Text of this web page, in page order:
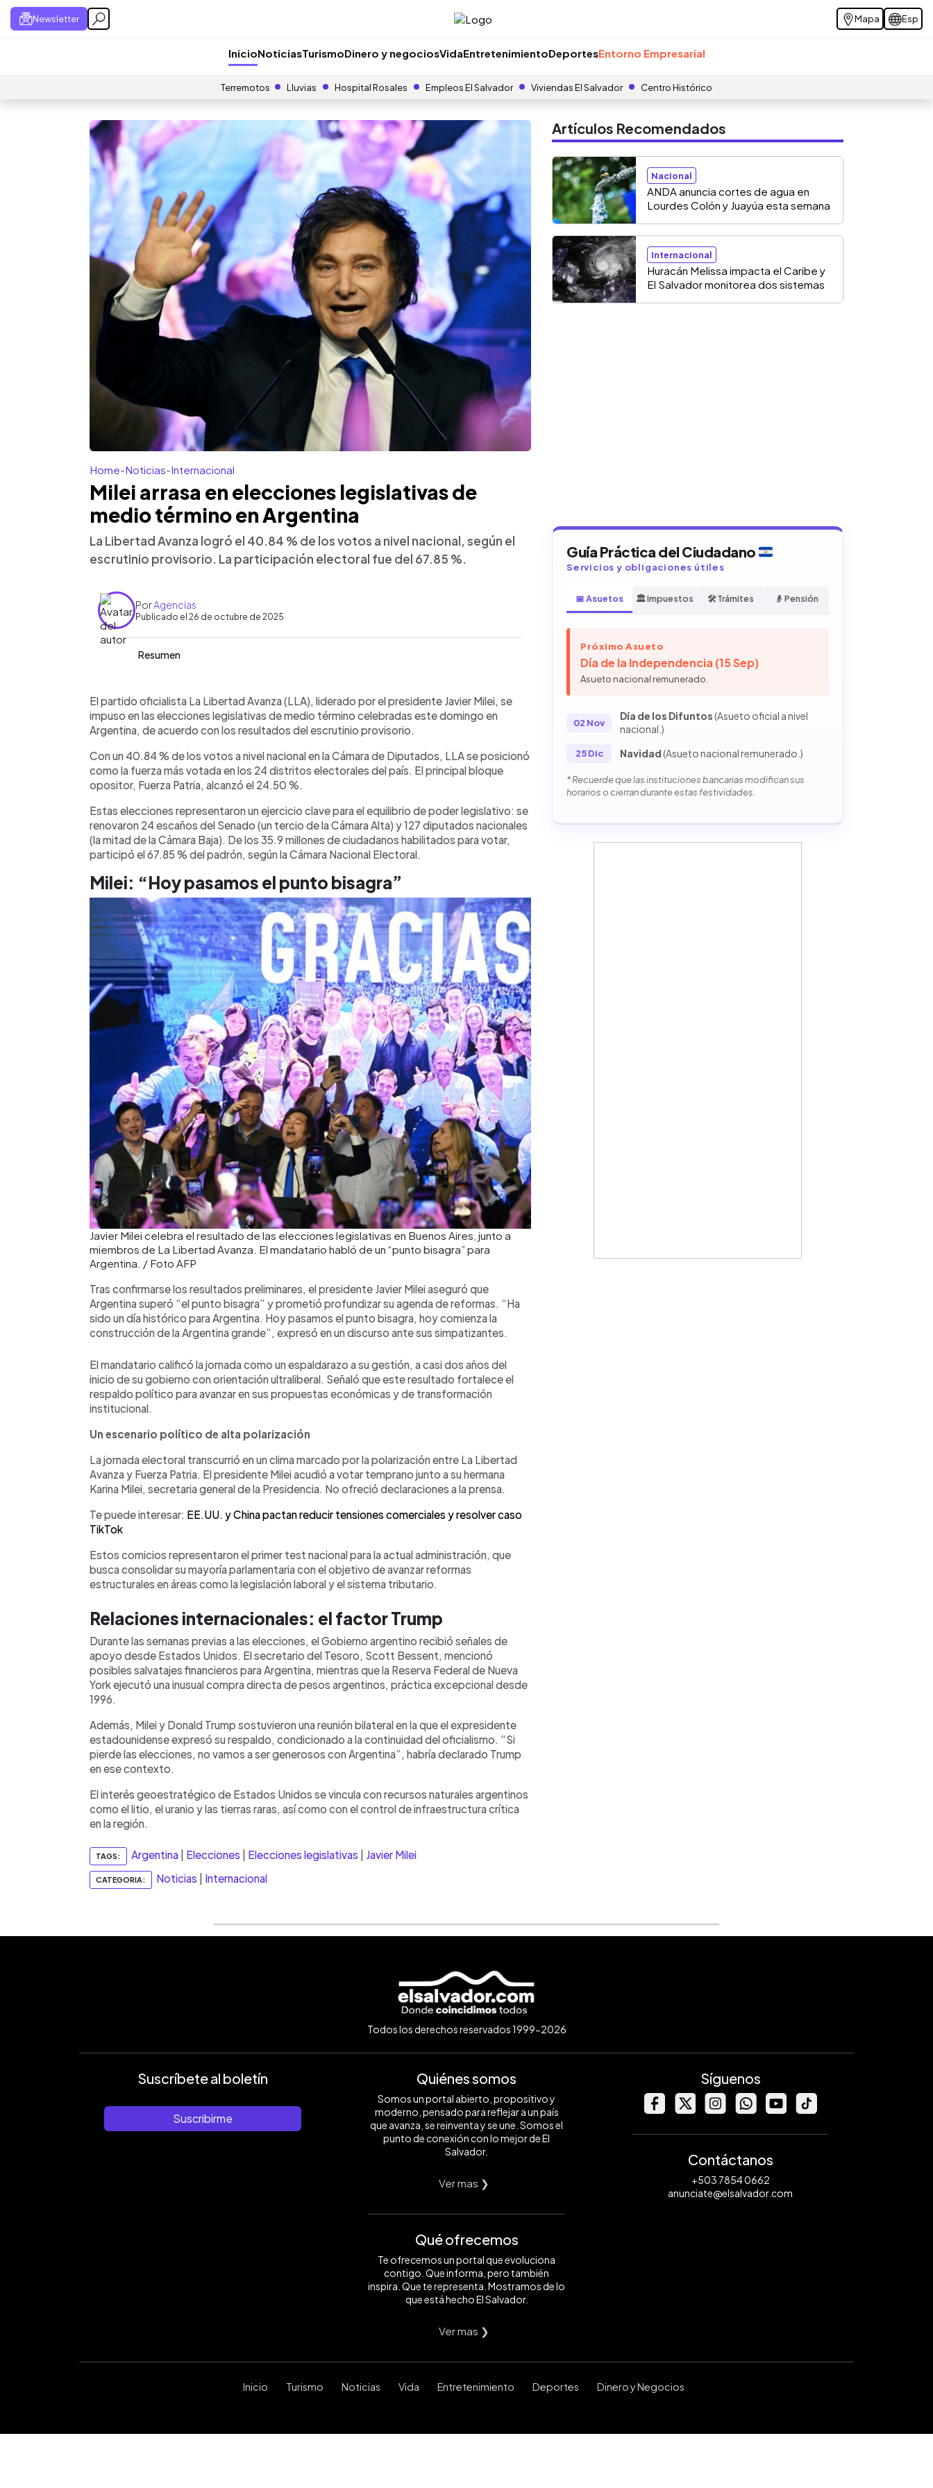
Newsletter Mapa Esp
InicioNoticiasTurismoDinero y negociosVidaEntretenimientoDeportesEntorno Empresarial
Terremotos Lluvias Hospital Rosales Empleos El Salvador Viviendas El Salvador Centro Histórico
Home-Noticias-Internacional
Milei arrasa en elecciones legislativas de
medio término en Argentina
La Libertad Avanza logró el 40.84 % de los votos a nivel nacional, según el
escrutinio provisorio. La participación electoral fue del 67.85 %.
PorAgencias
Publicado el 26 de octubre de 2025
Resumen
Escuchar artículo
El partido La Libertad Avanza, liderado por el presidente Javier Milei, ganó
con el 40.84 % de los votos en las elecciones legislativas de medio término
en Argentina, según el escrutinio provisorio. Fuerza Patria, principal bloque
resultados, Milei afirmó que el país superó “el punto bisagra” y anunció que
continuará con su agenda de reformas. La jornada electoral transcurrió en
un clima de fuerte polarización. En las semanas previas, el Gobierno
directo del expresidente Donald Trump
El partido oficialista La Libertad Avanza (LLA), liderado por el presidente Javier Milei, se
impuso en las elecciones legislativas de medio término celebradas este domingo en
Argentina, de acuerdo con los resultados del escrutinio provisorio.
Con un 40.84 % de los votos a nivel nacional en la Cámara de Diputados, LLA se posicionó
como la fuerza más votada en los 24 distritos electorales del país. El principal bloque
opositor, Fuerza Patria, alcanzó el 24.50 %.
Estas elecciones representaron un ejercicio clave para el equilibrio de poder legislativo: se
renovaron 24 escaños del Senado (un tercio de la Cámara Alta) y 127 diputados nacionales
(la mitad de la Cámara Baja). De los 35.9 millones de ciudadanos habilitados para votar,
participó el 67.85 % del padrón, según la Cámara Nacional Electoral.
Milei: “Hoy pasamos el punto bisagra”
Javier Milei celebra el resultado de las elecciones legislativas en Buenos Aires, junto a
miembros de La Libertad Avanza. El mandatario habló de un “punto bisagra” para
Argentina. / Foto AFP
Tras confirmarse los resultados preliminares, el presidente Javier Milei aseguró que
Argentina superó “el punto bisagra” y prometió profundizar su agenda de reformas. “Ha
sido un día histórico para Argentina. Hoy pasamos el punto bisagra, hoy comienza la
construcción de la Argentina grande”, expresó en un discurso ante sus simpatizantes.
El mandatario calificó la jornada como un espaldarazo a su gestión, a casi dos años del
inicio de su gobierno con orientación ultraliberal. Señaló que este resultado fortalece el
respaldo político para avanzar en sus propuestas económicas y de transformación
institucional.
Un escenario político de alta polarización
La jornada electoral transcurrió en un clima marcado por la polarización entre La Libertad
Avanza y Fuerza Patria. El presidente Milei acudió a votar temprano junto a su hermana
Karina Milei, secretaria general de la Presidencia. No ofreció declaraciones a la prensa.
Te puede interesar: EE.UU. y China pactan reducir tensiones comerciales y resolver caso
TikTok
Estos comicios representaron el primer test nacional para la actual administración, que
busca consolidar su mayoría parlamentaria con el objetivo de avanzar reformas
estructurales en áreas como la legislación laboral y el sistema tributario.
Relaciones internacionales: el factor Trump
Durante las semanas previas a las elecciones, el Gobierno argentino recibió señales de
apoyo desde Estados Unidos. El secretario del Tesoro, Scott Bessent, mencionó
posibles salvatajes financieros para Argentina, mientras que la Reserva Federal de Nueva
York ejecutó una inusual compra directa de pesos argentinos, práctica excepcional desde
1996.
Además, Milei y Donald Trump sostuvieron una reunión bilateral en la que el expresidente
estadounidense expresó su respaldo, condicionado a la continuidad del oficialismo. “Si
pierde las elecciones, no vamos a ser generosos con Argentina”, habría declarado Trump
en ese contexto.
El interés geoestratégico de Estados Unidos se vincula con recursos naturales argentinos
como el litio, el uranio y las tierras raras, así como con el control de infraestructura crítica
en la región.
TAGS: Argentina Elecciones Elecciones legislativas Javier Milei
CATEGORIA: Noticias Internacional
Artículos Recomendados
Nacional
ANDA anuncia cortes de agua en
Lourdes Colón y Juayúa esta semana
Internacional
Huracán Melissa impacta el Caribe y
El Salvador monitorea dos sistemas
Guía Práctica del Ciudadano
Servicios y obligaciones útiles
📅 Asuetos 🏛️ Impuestos 🛠️ Trámites 👴 Pensión
Próximo Asueto
Día de la Independencia (15 Sep)
Asueto nacional remunerado.
02 Nov
Día de los Difuntos(Asueto oficial a nivel
nacional.)
25 Dic Navidad(Asueto nacional remunerado.)
* Recuerde que las instituciones bancarias modifican sus
horarios o cierran durante estas festividades.
Todos los derechos reservados 1999-2026
Suscríbete al boletín
Suscribirme
Quiénes somos
Somos un portal abierto, propositivo y
moderno, pensado para reflejar a un país
que avanza, se reinventa y se une. Somos el
punto de conexión con lo mejor de El
Salvador.
Ver mas ❯
Qué ofrecemos
Te ofrecemos un portal que evoluciona
contigo. Que informa, pero también
inspira. Que te representa. Mostramos de lo
que está hecho El Salvador.
Ver mas ❯
Síguenos
Contáctanos
+503 7854 0662
anunciate@elsalvador.com
Inicio Turismo Noticias Vida Entretenimiento Deportes Dinero y Negocios